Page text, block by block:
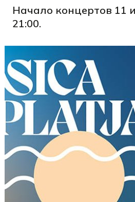
Начало концертов 11
21:00.